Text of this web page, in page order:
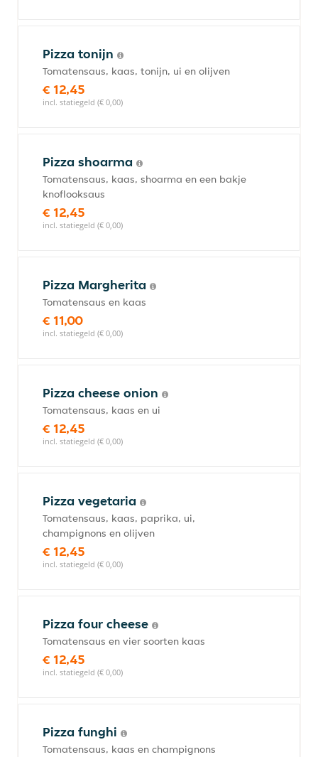
Pizza tonijn
Tomatensaus, kaas, tonijn, ui en olijven
€ 12,45
incl. statiegeld (€ 0,00)
Pizza shoarma
Tomatensaus, kaas, shoarma en een bakje
knoflooksaus
€ 12,45
incl. statiegeld (€ 0,00)
Pizza Margherita
Tomatensaus en kaas
€ 11,00
incl. statiegeld (€ 0,00)
Pizza cheese onion
Tomatensaus, kaas en ui
€ 12,45
incl. statiegeld (€ 0,00)
Pizza vegetaria
Tomatensaus, kaas, paprika, ui,
champignons en olijven
€ 12,45
incl. statiegeld (€ 0,00)
Pizza four cheese
Tomatensaus en vier soorten kaas
€ 12,45
incl. statiegeld (€ 0,00)
Pizza funghi
Tomatensaus, kaas en champignons